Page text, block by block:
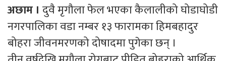
अछाम । दुवै मृगौला फेल भएका कैलालीको घोडाघोडी
नगरपालिका वडा नम्बर १३ फारामका हिमबहादुर
बोहरा जीवनमरणको दोषादमा पुगेका छन् ।